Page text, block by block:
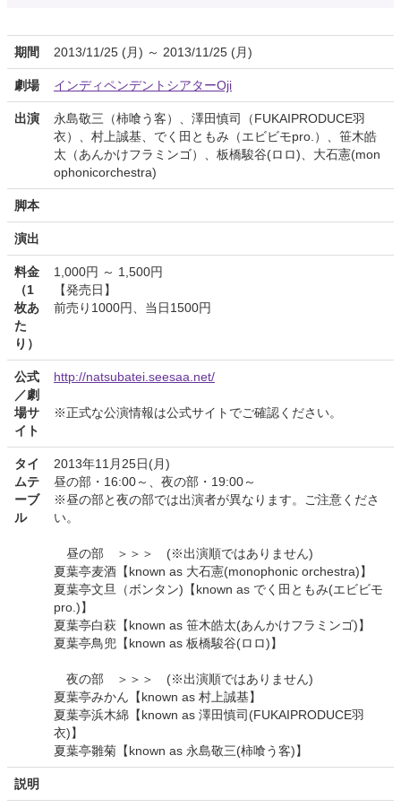
期間 2013/11/25 (月) ～ 2013/11/25 (月)
劇場 インディペンデントシアターOji
出演
永島敬三（柿喰う客）、澤田慎司（FUKAIPRODUCE羽
衣）、村上誠基、でく田ともみ（エビビモpro.）、笹木皓
太（あんかけフラミンゴ）、板橋駿谷(ロロ)、大石憲(mon
ophonicorchestra)
脚本
演出
料金
（1
枚あ
た
り）
1,000円 ～ 1,500円
【発売日】
前売り1000円、当日1500円
公式
／劇
場サ
イト
http://natsubatei.seesaa.net/
※正式な公演情報は公式サイトでご確認ください。
タイ
ムテ
ーブ
ル
2013年11月25日(月)
昼の部・16:00～、夜の部・19:00～
※昼の部と夜の部では出演者が異なります。ご注意くださ
い。
昼の部 ＞＞＞ (※出演順ではありません)
夏葉亭麦酒【known as 大石憲(monophonic orchestra)】
夏葉亭文旦（ボンタン)【known as でく田ともみ(エビビモ
pro.)】
夏葉亭白萩【known as 笹木皓太(あんかけフラミンゴ)】
夏葉亭鳥兜【known as 板橋駿谷(ロロ)】
夜の部 ＞＞＞ (※出演順ではありません)
夏葉亭みかん【known as 村上誠基】
夏葉亭浜木綿【known as 澤田慎司(FUKAIPRODUCE羽
衣)】
夏葉亭雛菊【known as 永島敬三(柿喰う客)】
説明